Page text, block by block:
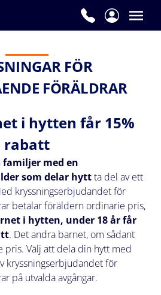
FÖR
FÖRÄLDRAR
i hytten får 15%
rabatt
familjer med en
som delar hyttta del av ett
kryssningserbjudandet för
betalar föräldern ordinarie pris,
i hytten, under 18 år får
. Det andra barnet, om sådant
pris. Välj att dela din hytt med
kryssningserbjudandet för
på utvalda avgångar.